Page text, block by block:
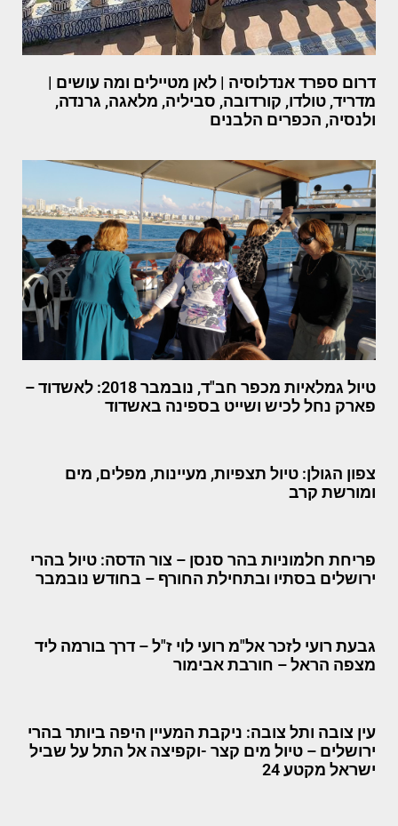
דרום ספרד אנדלוסיה | לאן מטיילים ומה עושים |
מדריד, טולדו, קורדובה, סביליה, מלאגה, גרנדה,
ולנסיה, הכפרים הלבנים
טיול גמלאיות מכפר חב"ד, נובמבר 2018: לאשדוד –
פארק נחל לכיש ושייט בספינה באשדוד
צפון הגולן: טיול תצפיות, מעיינות, מפלים, מים
ומורשת קרב
פריחת חלמוניות בהר סנסן – צור הדסה: טיול בהרי
ירושלים בסתיו ובתחילת החורף – בחודש נובמבר
גבעת רועי לזכר אל"מ רועי לוי ז"ל – דרך בורמה ליד
מצפה הראל – חורבת אבימור
עין צובה ותל צובה: ניקבת המעיין היפה ביותר בהרי
ירושלים – טיול מים קצר -וקפיצה אל התל על שביל
ישראל מקטע 24